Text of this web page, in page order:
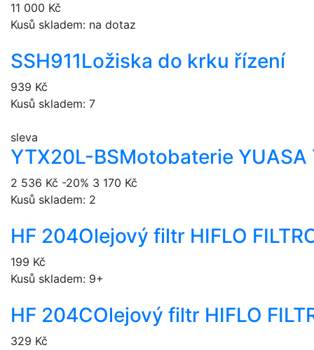
11 000 Kč
Kusů skladem: na dotaz
SSH911Ložiska do krku řízení
939 Kč
Kusů skladem: 7
sleva
YTX20L-BSMotobaterie YUASA
2 536 Kč -20% 3 170 Kč
Kusů skladem: 2
HF 204Olejový filtr HIFLO
199 Kč
Kusů skladem: 9+
HF 204COlejový filtr HIFLO
329 Kč